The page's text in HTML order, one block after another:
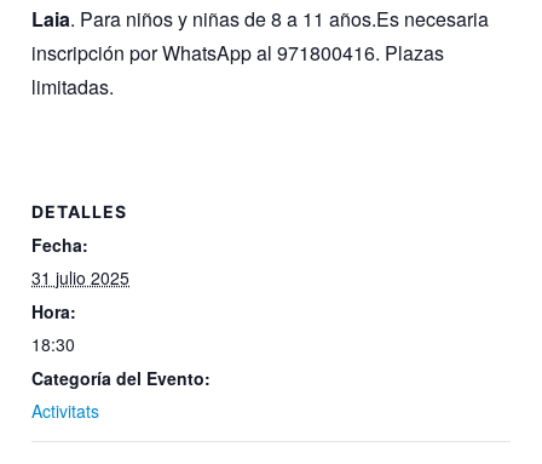
Laia. Para niños y niñas de 8 a 11 años.Es necesaria
inscripción por WhatsApp al 971800416. Plazas
limitadas.
DETALLES
Fecha:
31 julio 2025
Hora:
18:30
Categoría del Evento:
Activitats